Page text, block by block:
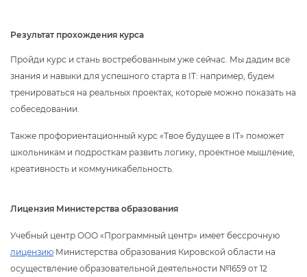
Результат прохождения курса
Пройди курс и стань востребованным уже сейчас. Мы дадим все
знания и навыки для успешного старта в IT: например, будем
тренироваться на реальных проектах, которые можно показать на
собеседовании.
Также профориентационный курс «Твое будущее в IT» поможет
школьникам и подросткам развить логику, проектное мышление,
креативность и коммуникабельность.
Лицензия Министерства образования
Учебный центр ООО «Программный центр» имеет бессрочную
лицензию Министерства образования Кировской области на
осуществление образовательной деятельности №1659 от 12